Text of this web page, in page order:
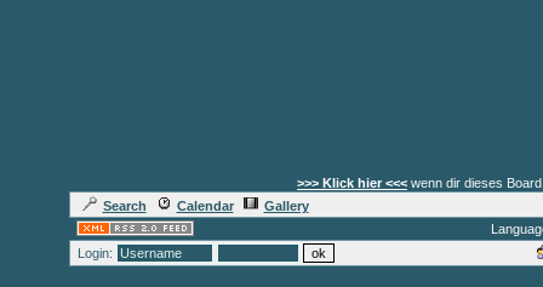
>>> Klick hier <<< wenn dir dieses
Search
Calendar
Gallery
Login: